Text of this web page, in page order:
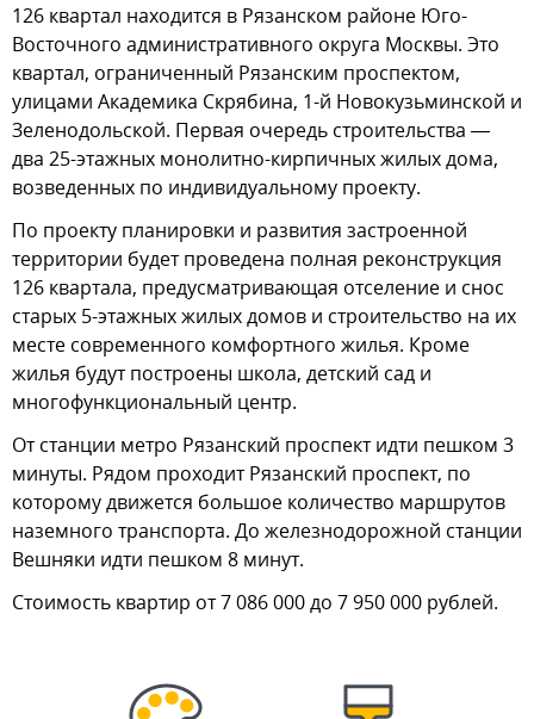
126 квартал находится в Рязанском районе Юго-
Восточного административного округа Москвы. Это
квартал, ограниченный Рязанским проспектом,
улицами Академика Скрябина, 1-й Новокузьминской и
Зеленодольской. Первая очередь строительства —
два 25-этажных монолитно-кирпичных жилых дома,
возведенных по индивидуальному проекту.
По проекту планировки и развития застроенной
территории будет проведена полная реконструкция
126 квартала, предусматривающая отселение и снос
старых 5-этажных жилых домов и строительство на их
месте современного комфортного жилья. Кроме
жилья будут построены школа, детский сад и
многофункциональный центр.
От станции метро Рязанский проспект идти пешком 3
минуты. Рядом проходит Рязанский проспект, по
которому движется большое количество маршрутов
наземного транспорта. До железнодорожной станции
Вешняки идти пешком 8 минут.
Стоимость квартир от 7 086 000 до 7 950 000 рублей.